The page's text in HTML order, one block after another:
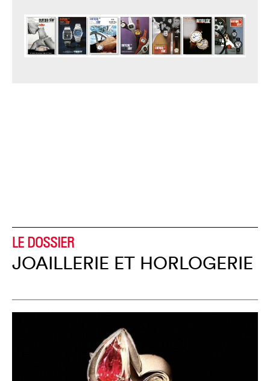
LE DOSSIER
JOAILLERIE ET HORLOGERIE